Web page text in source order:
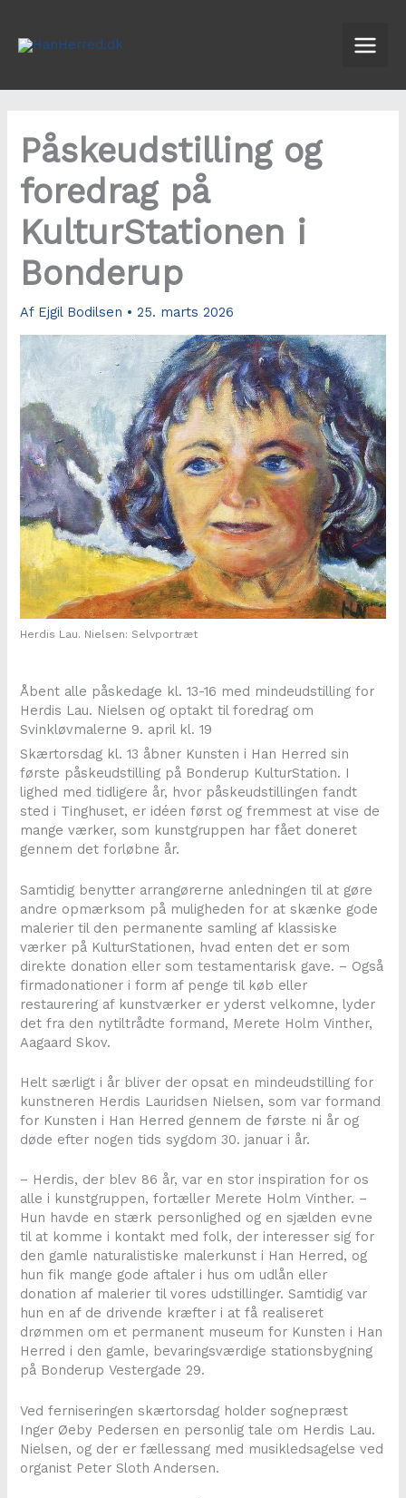
indholdet
Påskeudstilling og
foredrag på
KulturStationen i
Bonderup
Af Ejgil Bodilsen •25. marts 2026
Herdis Lau. Nielsen: Selvportræt
Åbent alle påskedage kl. 13-16 med mindeudstilling for
Herdis Lau. Nielsen og optakt til foredrag om
Svinkløvmalerne 9. april kl. 19
Skærtorsdag kl. 13 åbner Kunsten i Han Herred sin
første påskeudstilling på Bonderup KulturStation. I
lighed med tidligere år, hvor påskeudstillingen fandt
sted i Tinghuset, er idéen først og fremmest at vise de
mange værker, som kunstgruppen har fået doneret
gennem det forløbne år.
Samtidig benytter arrangørerne anledningen til at gøre
andre opmærksom på muligheden for at skænke gode
malerier til den permanente samling af klassiske
værker på KulturStationen, hvad enten det er som
direkte donation eller som testamentarisk gave. – Også
firmadonationer i form af penge til køb eller
restaurering af kunstværker er yderst velkomne, lyder
det fra den nytiltrådte formand, Merete Holm Vinther,
Aagaard Skov.
Helt særligt i år bliver der opsat en mindeudstilling for
kunstneren Herdis Lauridsen Nielsen, som var formand
for Kunsten i Han Herred gennem de første ni år og
døde efter nogen tids sygdom 30. januar i år.
– Herdis, der blev 86 år, var en stor inspiration for os
alle i kunstgruppen, fortæller Merete Holm Vinther. –
Hun havde en stærk personlighed og en sjælden evne
til at komme i kontakt med folk, der interesser sig for
den gamle naturalistiske malerkunst i Han Herred, og
hun fik mange gode aftaler i hus om udlån eller
donation af malerier til vores udstillinger. Samtidig var
hun en af de drivende kræfter i at få realiseret
drømmen om et permanent museum for Kunsten i Han
Herred i den gamle, bevaringsværdige stationsbygning
på Bonderup Vestergade 29.
Ved ferniseringen skærtorsdag holder sognepræst
Inger Øeby Pedersen en personlig tale om Herdis Lau.
Nielsen, og der er fællessang med musikledsagelse ved
organist Peter Sloth Andersen.